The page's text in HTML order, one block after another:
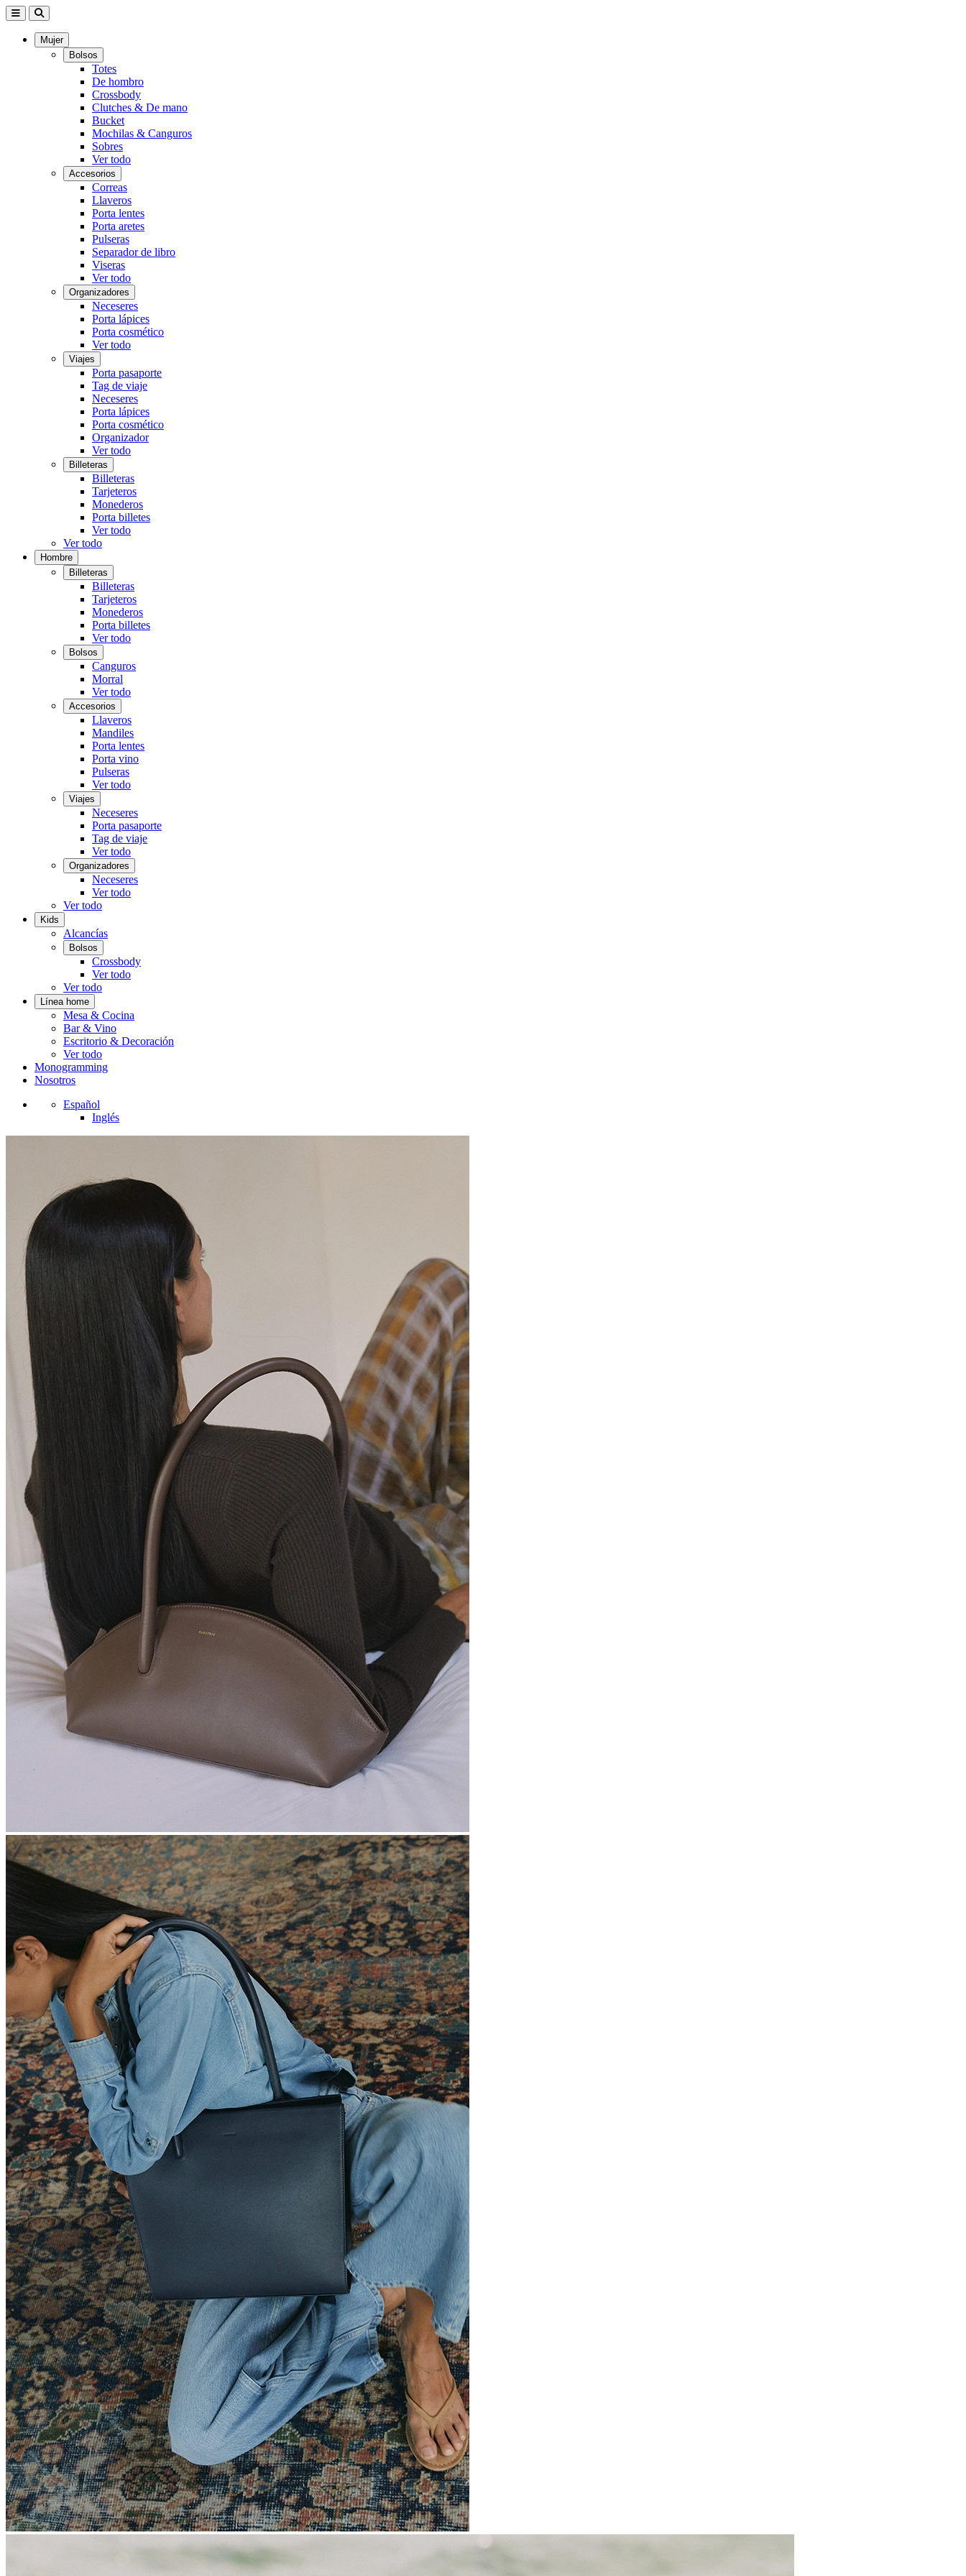
Mujer
Bolsos
Totes
De hombro
Crossbody
Clutches & De mano
Bucket
Mochilas & Canguros
Sobres
Ver todo
Accesorios
Correas
Llaveros
Porta lentes
Porta aretes
Pulseras
Separador de libro
Viseras
Ver todo
Organizadores
Neceseres
Porta lápices
Porta cosmético
Ver todo
Viajes
Porta pasaporte
Tag de viaje
Neceseres
Porta lápices
Porta cosmético
Organizador
Ver todo
Billeteras
Billeteras
Tarjeteros
Monederos
Porta billetes
Ver todo
Ver todo
Hombre
Billeteras
Billeteras
Tarjeteros
Monederos
Porta billetes
Ver todo
Bolsos
Canguros
Morral
Ver todo
Accesorios
Llaveros
Mandiles
Porta lentes
Porta vino
Pulseras
Ver todo
Viajes
Neceseres
Porta pasaporte
Tag de viaje
Ver todo
Organizadores
Neceseres
Ver todo
Ver todo
Kids
Alcancías
Bolsos
Crossbody
Ver todo
Ver todo
Línea home
Mesa & Cocina
Bar & Vino
Escritorio & Decoración
Ver todo
Monogramming
Nosotros
Español
Inglés